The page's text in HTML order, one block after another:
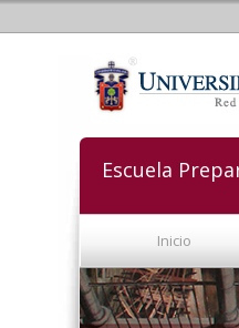
Escuela
Inicio